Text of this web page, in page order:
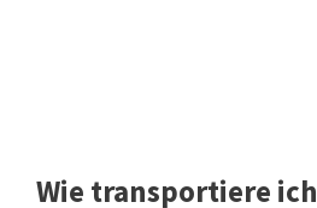
Wie transportiere ich